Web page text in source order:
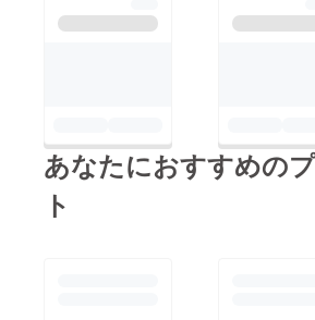
二木俊彦
さい。皆様から頂いた
都合の良い標的が来た
る事を祈りながら、自
あなたにおすすめの
ト